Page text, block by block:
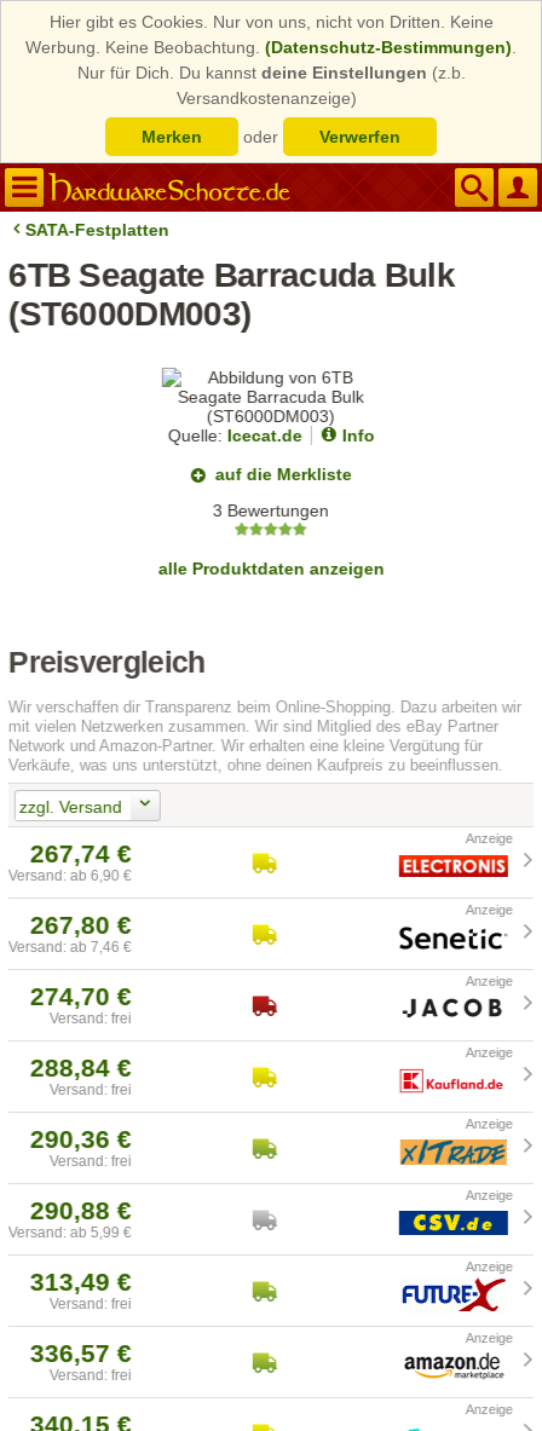
Hier gibt es Cookies. Nur von uns, nicht von Dritten. Keine
Werbung. Keine Beobachtung. (Datenschutz-Bestimmungen)
Nur für Dich. Du kannst deine Einstellungen (z.b.
Versandkostenanzeige)
Merken
oder Verwerfen
SATA-Festplatten
6TB Seagate Barracuda Bulk
(ST6000DM003)
Quelle: Icecat.de
Info
auf die Merkliste
3 Bewertungen
alle Produktdaten anzeigen
Preisvergleich
Wir verschaffen dir Transparenz beim Online-Shopping. Dazu arbeiten wir
mit vielen Netzwerken zusammen. Wir sind Mitglied des eBay Partner
Network und Amazon-Partner. Wir erhalten eine kleine Vergütung für
Verkäufe, was uns unterstützt, ohne deinen Kaufpreis zu beeinflussen.
zzgl. Versand
267,74 €
Versand: ab 6,90 €
267,80 €
Versand: ab 7,46 €
274,70 €
Versand: frei
288,84 €
Versand: frei
290,36 €
Versand: frei
290,88 €
Versand: ab 5,99 €
313,49 €
Versand: frei
336,57 €
Versand: frei
340,15 €